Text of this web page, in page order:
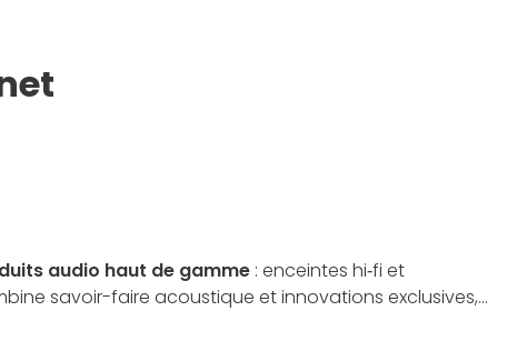
audio haut de gamme : enceintes hi‑fi et
savoir-faire acoustique et innovations exclusives,
de Materiel.net propose une riche sélection